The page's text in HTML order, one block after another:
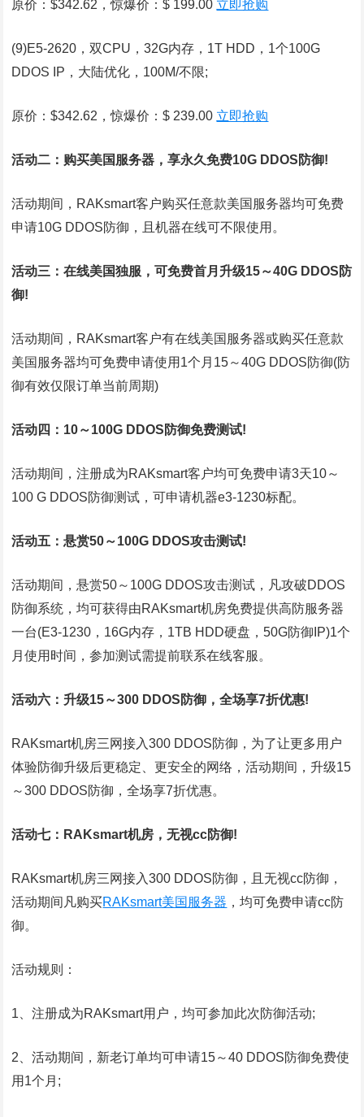
原价：$342.62，惊爆价：$ 199.00 立即抢购
(9)E5-2620，双CPU，32G内存，1T HDD，1个100G
DDOS IP，大陆优化，100M/不限;
原价：$342.62，惊爆价：$ 239.00 立即抢购
活动二：购买美国服务器，享永久免费10G DDOS防御!
活动期间，RAKsmart客户购买任意款美国服务器均可免费
申请10G DDOS防御，且机器在线可不限使用。
活动三：在线美国独服，可免费首月升级15～40G DDOS防
御!
活动期间，RAKsmart客户有在线美国服务器或购买任意款
美国服务器均可免费申请使用1个月15～40G DDOS防御(防
御有效仅限订单当前周期)
活动四：10～100G DDOS防御免费测试!
活动期间，注册成为RAKsmart客户均可免费申请3天10～
100 G DDOS防御测试，可申请机器e3-1230标配。
活动五：悬赏50～100G DDOS攻击测试!
活动期间，悬赏50～100G DDOS攻击测试，凡攻破DDOS
防御系统，均可获得由RAKsmart机房免费提供高防服务器
一台(E3-1230，16G内存，1TB HDD硬盘，50G防御IP)1个
月使用时间，参加测试需提前联系在线客服。
活动六：升级15～300 DDOS防御，全场享7折优惠!
RAKsmart机房三网接入300 DDOS防御，为了让更多用户
体验防御升级后更稳定、更安全的网络，活动期间，升级15
～300 DDOS防御，全场享7折优惠。
活动七：RAKsmart机房，无视cc防御!
RAKsmart机房三网接入300 DDOS防御，且无视cc防御，
活动期间凡购买RAKsmart美国服务器 ，均可免费申请cc防
御。
活动规则：
1、注册成为RAKsmart用户，均可参加此次防御活动;
2、活动期间，新老订单均可申请15～40 DDOS防御免费使
用1个月;